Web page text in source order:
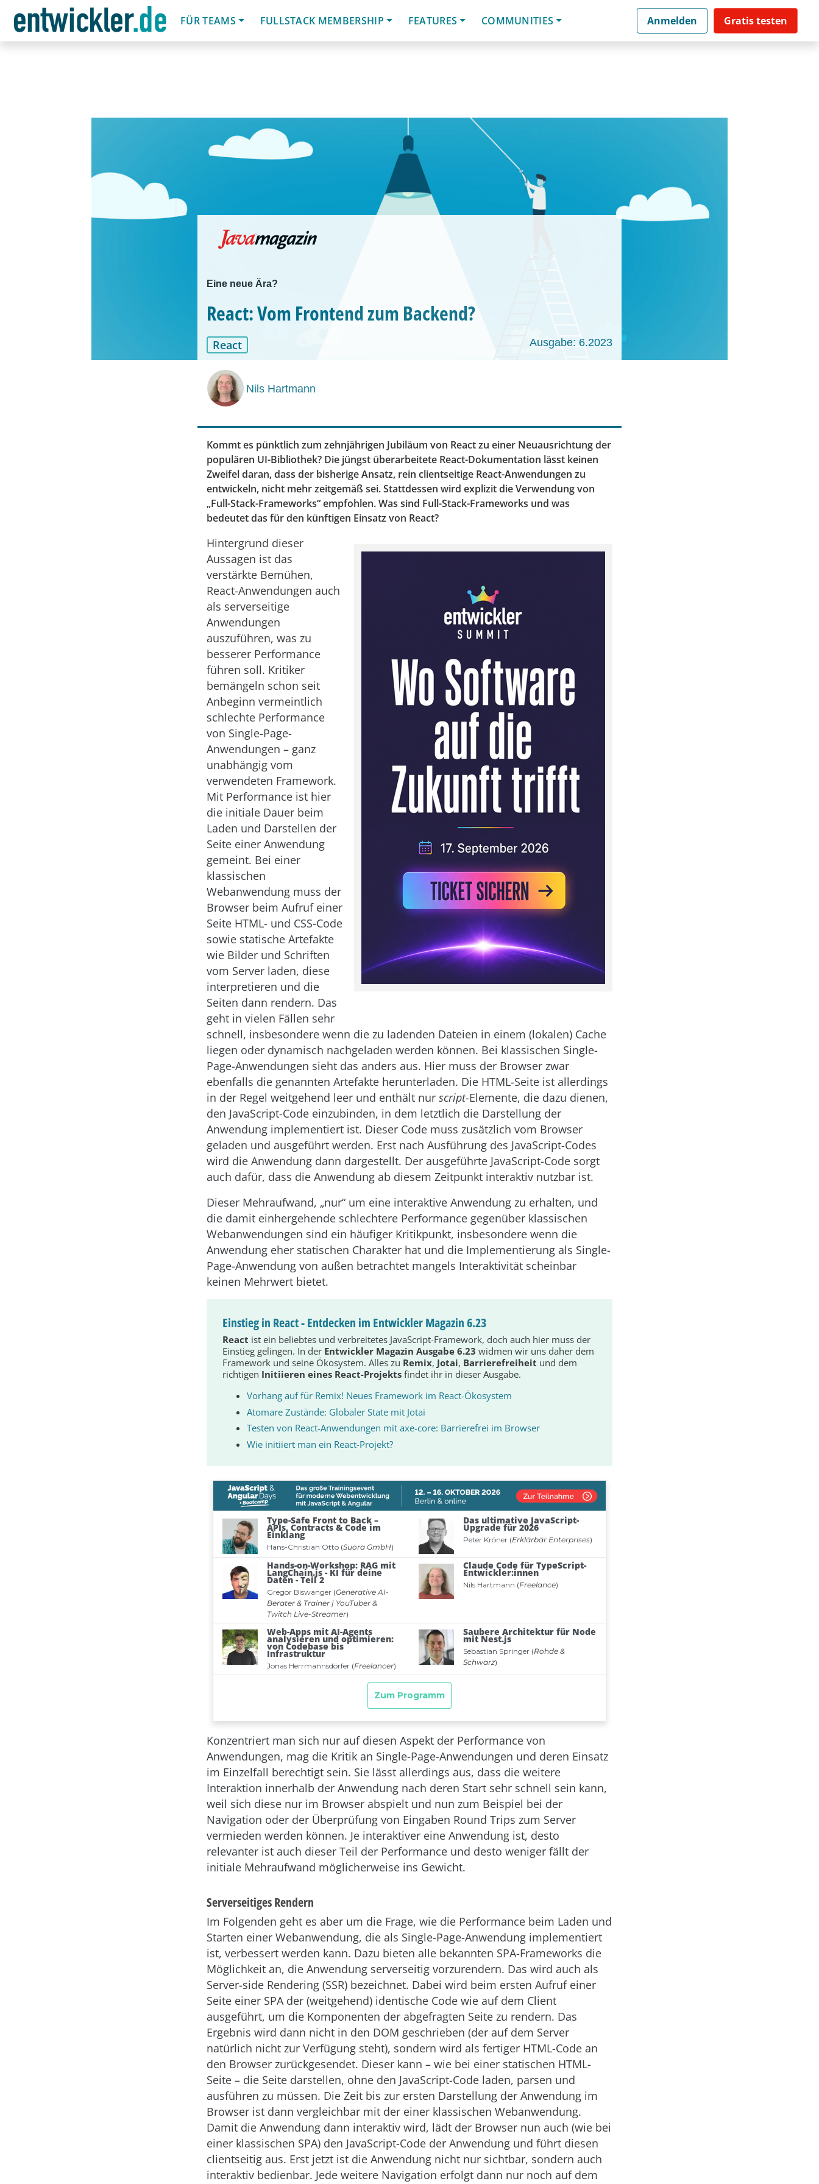
FÜR TEAMS
FULLSTACK MEMBERSHIP FEATURES COMMUNITIES Anmelden Gratis testen
Eine neue Ära?
React: Vom Frontend zum Backend?
React Ausgabe: 6.2023
Nils Hartmann
Kommt es pünktlich zum zehnjährigen Jubiläum von React zu einer Neuausrichtung der
populären UI-Bibliothek? Die jüngst überarbeitete React-Dokumentation lässt keinen
Zweifel daran, dass der bisherige Ansatz, rein clientseitige React-Anwendungen zu
entwickeln, nicht mehr zeitgemäß sei. Stattdessen wird explizit die Verwendung von
„Full-Stack-Frameworks“ empfohlen. Was sind Full-Stack-Frameworks und was
bedeutet das für den künftigen Einsatz von React?
Hintergrund dieser
Aussagen ist das
verstärkte Bemühen,
React-Anwendungen auch
als serverseitige
Anwendungen
auszuführen, was zu
besserer Performance
führen soll. Kritiker
bemängeln schon seit
Anbeginn vermeintlich
schlechte Performance
von Single-Page-
Anwendungen – ganz
unabhängig vom
verwendeten Framework.
Mit Performance ist hier
die initiale Dauer beim
Laden und Darstellen der
Seite einer Anwendung
gemeint. Bei einer
klassischen
Webanwendung muss der
Browser beim Aufruf einer
Seite HTML- und CSS-Code
sowie statische Artefakte
wie Bilder und Schriften
vom Server laden, diese
interpretieren und die
Seiten dann rendern. Das
geht in vielen Fällen sehr
schnell, insbesondere wenn die zu ladenden Dateien in einem (lokalen) Cache
liegen oder dynamisch nachgeladen werden können. Bei klassischen Single-
Page-Anwendungen sieht das anders aus. Hier muss der Browser zwar
ebenfalls die genannten Artefakte herunterladen. Die HTML-Seite ist allerdings
in der Regel weitgehend leer und enthält nur script-Elemente, die dazu dienen,
den JavaScript-Code einzubinden, in dem letztlich die Darstellung der
Anwendung implementiert ist. Dieser Code muss zusätzlich vom Browser
geladen und ausgeführt werden. Erst nach Ausführung des JavaScript-Codes
wird die Anwendung dann dargestellt. Der ausgeführte JavaScript-Code sorgt
auch dafür, dass die Anwendung ab diesem Zeitpunkt interaktiv nutzbar ist.
Dieser Mehraufwand, „nur“ um eine interaktive Anwendung zu erhalten, und
die damit einhergehende schlechtere Performance gegenüber klassischen
Webanwendungen sind ein häufiger Kritikpunkt, insbesondere wenn die
Anwendung eher statischen Charakter hat und die Implementierung als Single-
Page-Anwendung von außen betrachtet mangels Interaktivität scheinbar
keinen Mehrwert bietet.
Einstieg in React - Entdecken im Entwickler Magazin 6.23
React ist ein beliebtes und verbreitetes JavaScript-Framework, doch auch hier muss der
Einstieg gelingen. In der Entwickler Magazin Ausgabe 6.23 widmen wir uns daher dem
Framework und seine Ökosystem. Alles zu Remix, Jotai, Barrierefreiheit und dem
richtigen Initiieren eines React-Projekts findet ihr in dieser Ausgabe.
Vorhang auf für Remix! Neues Framework im React-Ökosystem
Atomare Zustände: Globaler State mit Jotai
Testen von React-Anwendungen mit axe-core: Barrierefrei im Browser
Wie initiiert man ein React-Projekt?
Konzentriert man sich nur auf diesen Aspekt der Performance von
Anwendungen, mag die Kritik an Single-Page-Anwendungen und deren Einsatz
im Einzelfall berechtigt sein. Sie lässt allerdings aus, dass die weitere
Interaktion innerhalb der Anwendung nach deren Start sehr schnell sein kann,
weil sich diese nur im Browser abspielt und nun zum Beispiel bei der
Navigation oder der Überprüfung von Eingaben Round Trips zum Server
vermieden werden können. Je interaktiver eine Anwendung ist, desto
relevanter ist auch dieser Teil der Performance und desto weniger fällt der
initiale Mehraufwand möglicherweise ins Gewicht.
Serverseitiges Rendern
Im Folgenden geht es aber um die Frage, wie die Performance beim Laden und
Starten einer Webanwendung, die als Single-Page-Anwendung implementiert
ist, verbessert werden kann. Dazu bieten alle bekannten SPA-Frameworks die
Möglichkeit an, die Anwendung serverseitig vorzurendern. Das wird auch als
Server-side Rendering (SSR) bezeichnet. Dabei wird beim ersten Aufruf einer
Seite einer SPA der (weitgehend) identische Code wie auf dem Client
ausgeführt, um die Komponenten der abgefragten Seite zu rendern. Das
Ergebnis wird dann nicht in den DOM geschrieben (der auf dem Server
natürlich nicht zur Verfügung steht), sondern wird als fertiger HTML-Code an
den Browser zurückgesendet. Dieser kann – wie bei einer statischen HTML-
Seite – die Seite darstellen, ohne den JavaScript-Code laden, parsen und
ausführen zu müssen. Die Zeit bis zur ersten Darstellung der Anwendung im
Browser ist dann vergleichbar mit der einer klassischen Webanwendung.
Damit die Anwendung dann interaktiv wird, lädt der Browser nun auch (wie bei
einer klassischen SPA) den JavaScript-Code der Anwendung und führt diesen
clientseitig aus. Erst jetzt ist die Anwendung nicht nur sichtbar, sondern auch
interaktiv bedienbar. Jede weitere Navigation erfolgt dann nur noch auf dem